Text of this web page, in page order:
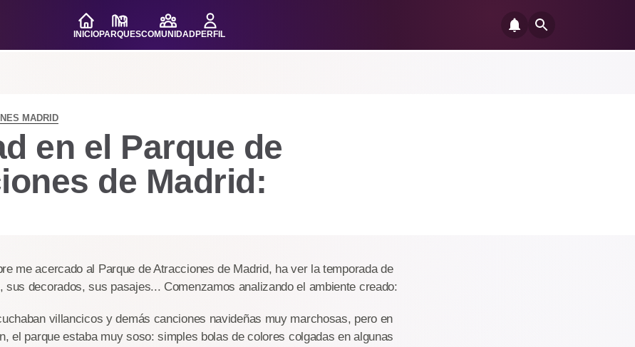
INICIOPARQUESCOMUNIDADPERFIL
MADRID
en el Parque de
de Madrid:
me acercado al Parque de Atracciones de Madrid, ha ver la temporada de
sus decorados, sus pasajes... Comenzamos analizando el ambiente creado:
villancicos y demás canciones navideñas muy marchosas, pero en
el parque estaba muy soso: simples bolas de colores colgadas en algunas